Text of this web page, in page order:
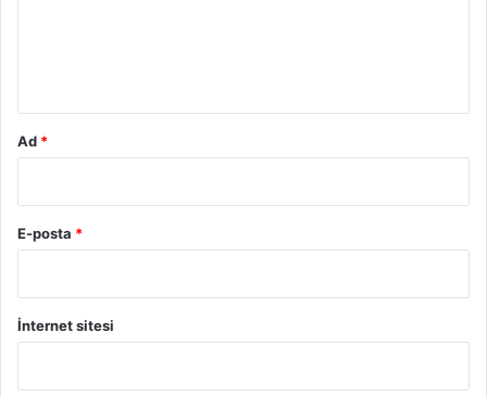
Ad *
E-posta *
İnternet sitesi